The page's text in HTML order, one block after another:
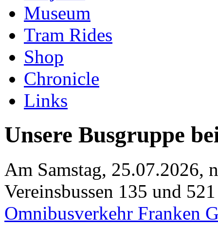
Museum
Tram Rides
Shop
Chronicle
Links
Unsere Busgruppe
Am Samstag, 25.07.2026,
Vereinsbussen 135 und
Omnibusverkehr Franken